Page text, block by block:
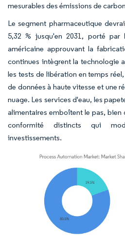
mesurables des émissions de
Le segment pharmaceutique
5,32 % jusqu'en 2031, porté
américaine approuvant la
continues intègrent la technologie
les tests de libération en temps
de données à haute vitesse et une
nuage. Les services d'eau, les
alimentaires emboîtent le pas, bien
conformité distincts qui
investissements.